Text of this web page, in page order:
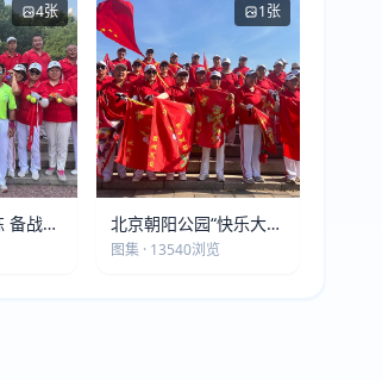
4张
备战第
健康
1张
北京朝阳公园“快乐大本
营”建党105周年庆祝活
图集 · 13540浏览